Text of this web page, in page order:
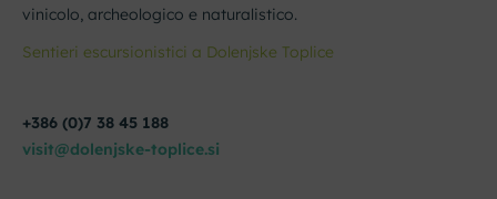
vinicolo, archeologico e naturalistico.
Sentieri escursionistici a Dolenjske Toplice
+386 (0)7 38 45 188
visit@dolenjske-toplice.si